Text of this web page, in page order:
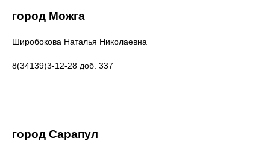
город Можга
Широбокова Наталья Николаевна
8(34139)3-12-28 доб. 337
город Сарапул